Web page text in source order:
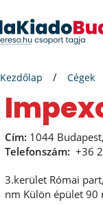
Kezdőlap Cégek
Cím: 1044
Telefonszám: +36
3.kerület Római
nm Külön épület 90